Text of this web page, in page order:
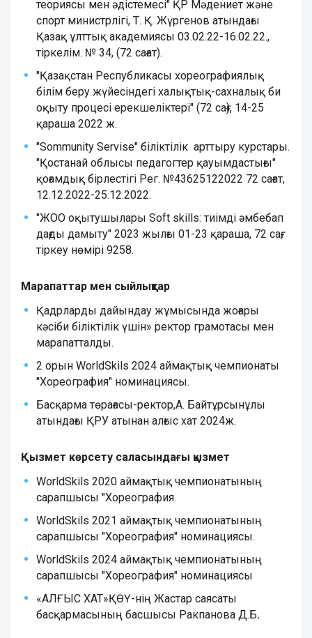
теориясы мен әдістемесі" ҚР Мәдениет және
спорт министрлігі, Т. Қ. Жүргенов атындағы
Қазақ ұлттық академиясы 03.02.22-16.02.22.,
тіркелім. № 34, (72 сағат).
"Қазақстан Республикасы хореографиялық
білім беру жүйесіндегі халықтық-сахналық би
оқыту процесі ерекшеліктері" (72 сағ), 14-25
қараша 2022 ж.
"Sommunity Servise" біліктілік арттыру курстары.
"Қостанай облысы педагогтер қауымдастығы"
қоғамдық бірлестігі Рег. №43625122022 72 сағат,
12.12.2022-25.12.2022.
"ЖОО оқытушылары Soft skills: тиімді әмбебап
дағды дамыту" 2023 жылғы 01-23 қараша, 72 сағ,
тіркеу нөмірі 9258.
Марапаттар мен сыйлықтар
Қадрларды дайындау жұмысында жоғары
кәсiби бiлiктiлiк үшiн» ректор грамотасы мен
марапатталды.
2 орын WorldSkils 2024 аймақтық чемпионаты
"Хореография" номинациясы.
Басқарма төрағасы-ректор,А. Байтұрсынұлы
атындағы ҚРУ атынан алғыс хат 2024ж.
Қызмет көрсету саласындағы қызмет
WorldSkils 2020 аймақтық чемпионатының
сарапшысы "Хореография.
WorldSkils 2021 аймақтық чемпионатының
сарапшысы "Хореография" номинациясы.
WorldSkils 2024 аймақтық чемпионатының
сарапшысы "Хореография" номинациясы
«АЛҒЫС ХАТ»ҚӨҮ-нің Жастар саясаты
басқармасының басшысы Ракпанова Д.Б.